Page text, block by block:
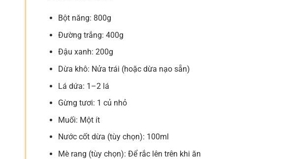
Bột năng: 800g
Đường trắng: 400g
Đậu xanh: 200g
Dừa khô: Nửa trái (hoặc dừa nạo sẵn)
Lá dứa: 1–2 lá
Gừng tươi: 1 củ nhỏ
Muối: Một ít
Nước cốt dừa (tùy chọn): 100ml
Mè rang (tùy chọn): Để rắc lên trên khi ăn